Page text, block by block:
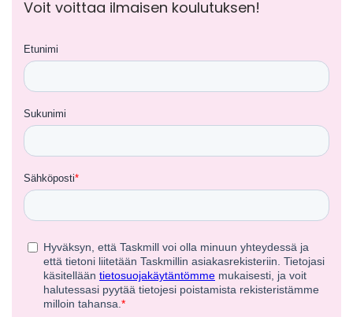
Voit voittaa ilmaisen koulutuksen!